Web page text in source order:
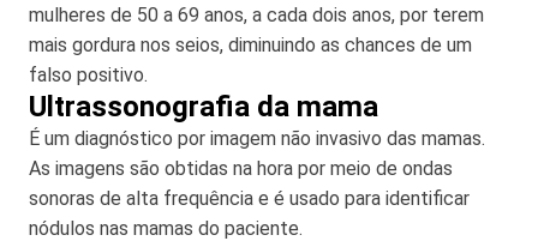
mulheres de 50 a 69 anos, a cada dois anos, por terem
mais gordura nos seios, diminuindo as chances de um
falso positivo.
Ultrassonografia da mama
É um diagnóstico por imagem não invasivo das mamas.
As imagens são obtidas na hora por meio de ondas
sonoras de alta frequência e é usado para identificar
nódulos nas mamas do paciente.